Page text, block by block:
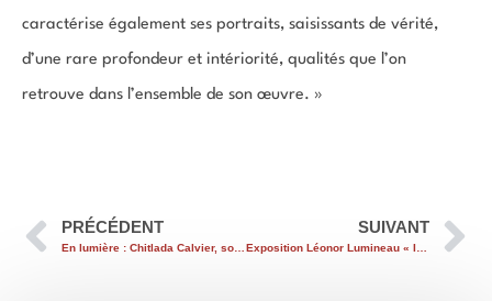
caractérise également ses portraits, saisissants de vérité,
d’une rare profondeur et intériorité, qualités que l’on
retrouve dans l’ensemble de son œuvre. »
PRÉCÉDENT SUIVANT
Exposition Léonor Lumineau « Instants de Zénitude »